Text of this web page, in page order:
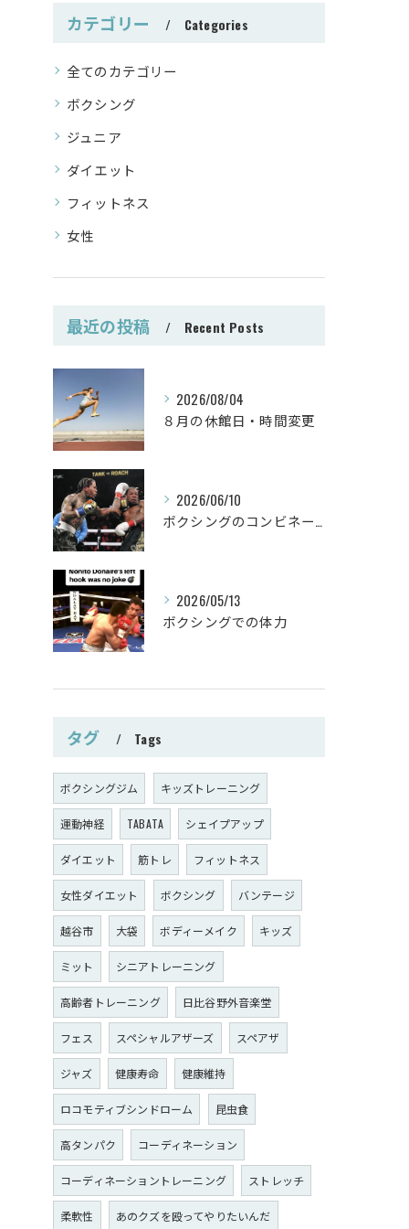
カテゴリー Categories
全てのカテゴリー
ボクシング
ジュニア
ダイエット
フィットネス
女性
最近の投稿 Recent Posts
2026/08/04
８月の休館日・時間変更
2026/06/10
ボクシングのコンビネーション
2026/05/13
ボクシングでの体力
タグ Tags
ボクシングジム キッズトレーニング
運動神経 TABATA シェイプアップ
ダイエット 筋トレ フィットネス
女性ダイエット ボクシング バンテージ
越谷市 大袋 ボディーメイク キッズ
ミット シニアトレーニング
高齢者トレーニング 日比谷野外音楽堂
フェス スペシャルアザーズ スペアザ
ジャズ 健康寿命 健康維持
ロコモティブシンドローム 昆虫食
高タンパク コーディネーション
コーディネーショントレーニング ストレッチ
柔軟性 あのクズを殴ってやりたいんだ